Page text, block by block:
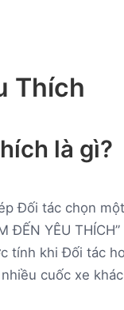
Thích
là gì?
Đối tác chọn
YÊU
tính khi Đối tác
cuốc xe